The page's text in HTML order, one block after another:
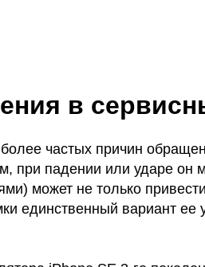
в
частых причин
падении или ударе он
может не только
единственный вариант ее